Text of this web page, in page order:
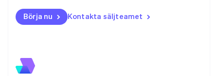
Börja nu Kontakta säljteamet
Norge
English
English
Portugal